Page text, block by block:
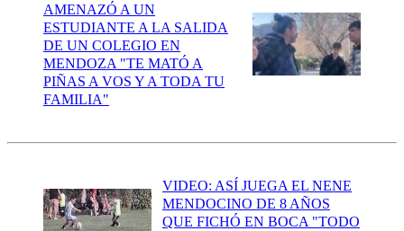
AMENAZÓ A UN
ESTUDIANTE A LA SALIDA
DE UN COLEGIO EN
MENDOZA "TE MATÓ A
PIÑAS A VOS Y A TODA TU
FAMILIA"
VIDEO: ASÍ JUEGA EL NENE
MENDOCINO DE 8 AÑOS
QUE FICHÓ EN BOCA "TODO